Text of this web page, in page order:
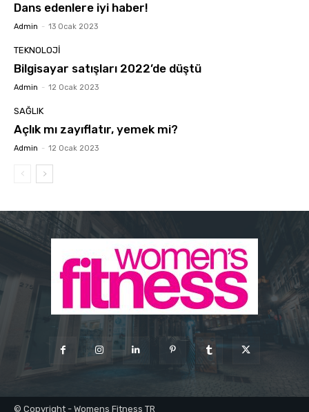
Dans edenlere iyi haber!
Admin - 13 Ocak 2023
TEKNOLOJI
Bilgisayar satışları 2022’de düştü
Admin - 12 Ocak 2023
SAĞLIK
Açlık mı zayıflatır, yemek mi?
Admin - 12 Ocak 2023
© Copyright - Womens Fitness TR